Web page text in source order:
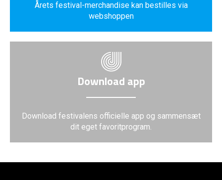
Årets festival-merchandise kan bestilles via
webshoppen
Download app
Download festivalens officielle app og sammensæt
dit eget favoritprogram.